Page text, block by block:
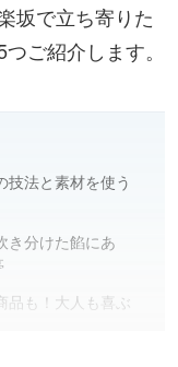
坂で立ち寄りた
ご紹介します。
技法と素材を使う
き分けた餡にあ
品も！大人も喜ぶ